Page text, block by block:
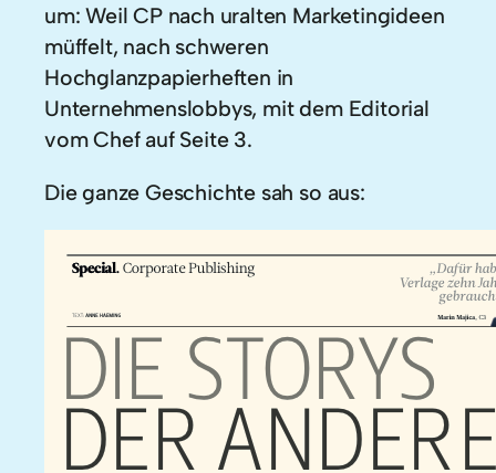
um: Weil CP nach uralten Marketingideen
müffelt, nach schweren
Hochglanzpapierheften in
Unternehmenslobbys, mit dem Editorial
vom Chef auf Seite 3.
Die ganze Geschichte sah so aus: